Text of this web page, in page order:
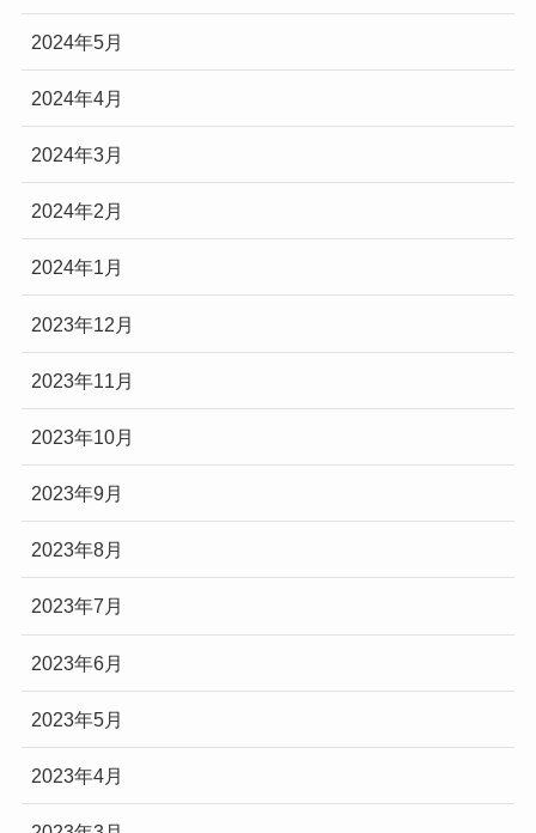
2024年5月
2024年4月
2024年3月
2024年2月
2024年1月
2023年12月
2023年11月
2023年10月
2023年9月
2023年8月
2023年7月
2023年6月
2023年5月
2023年4月